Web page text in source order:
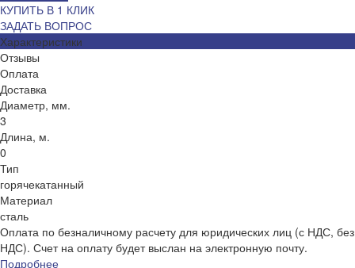
КУПИТЬ В 1 КЛИК
ЗАДАТЬ ВОПРОС
Характеристики
Отзывы
Оплата
Доставка
Диаметр, мм.
3
Длина, м.
0
Тип
горячекатанный
Материал
сталь
Оплата по безналичному расчету для юридических лиц (с НДС, без
НДС). Счет на оплату будет выслан на электронную почту.
Подробнее